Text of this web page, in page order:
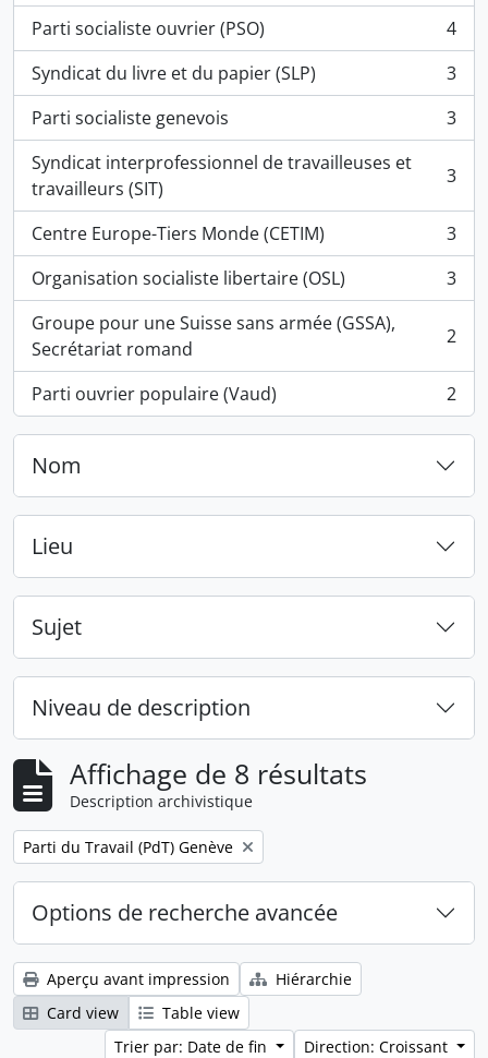
Parti socialiste ouvrier (PSO)
, 4 résultats
4
Syndicat du livre et du papier (SLP)
, 3 résultats
3
Parti socialiste genevois
, 3 résultats
3
Syndicat interprofessionnel de travailleuses et
travailleurs (SIT)
, 3 résultats 3
Centre Europe-Tiers Monde (CETIM)
, 3 résultats
3
Organisation socialiste libertaire (OSL)
, 3 résultats
3
Groupe pour une Suisse sans armée (GSSA),
Secrétariat romand
, 2 résultats 2
Parti ouvrier populaire (Vaud)
, 2 résultats 2
Nom
Lieu
Sujet
Niveau de description
Affichage de 8 résultats
Description archivistique
Remove filter:
Parti du Travail (PdT) Genève
Options de recherche avancée
Aperçu avant impression
Hiérarchie
Card view
Table view
Trier par: Date de fin
Direction: Croissant